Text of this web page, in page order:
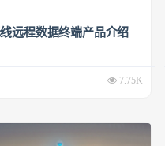
远程数据终端产品介绍
7.75K